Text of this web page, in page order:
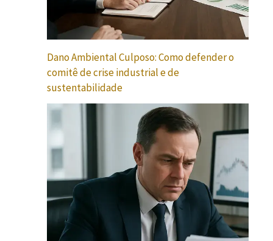
Dano Ambiental Culposo: Como defender o
comitê de crise industrial e de
sustentabilidade